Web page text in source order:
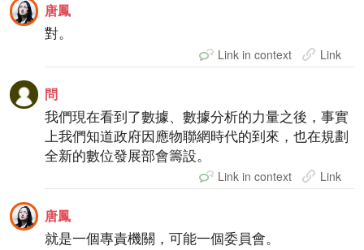
唐鳳
對。
Link in context Link
問
我們現在看到了數據、數據分析的力量之後，事實
上我們知道政府因應物聯網時代的到來，也在規劃
全新的數位發展部會籌設。
Link in context Link
唐鳳
就是一個專責機關，可能一個委員會。